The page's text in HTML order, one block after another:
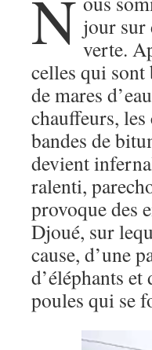
N jour sur
verte.
celles qui sont
de mares
chauffeurs,
bandes de
devient
ralenti,
provoque des
Djoué, sur
cause, d’une
d’éléphants et
poules qui se